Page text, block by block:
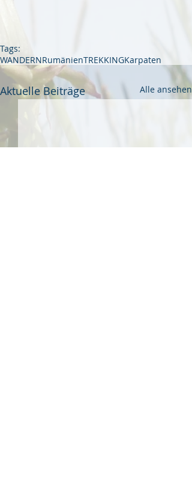
Tags:
WANDERNRumänienTREKKINGKarpaten
Aktuelle Beiträge Alle ansehen